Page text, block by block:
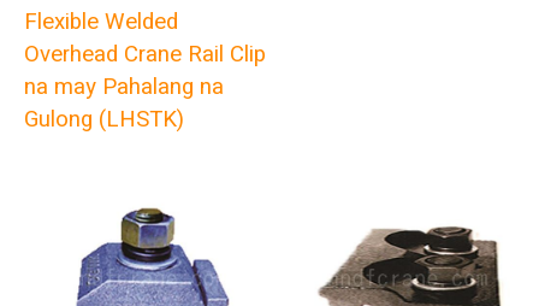
Flexible Welded
Overhead Crane Rail Clip
na may Pahalang na
Gulong (LHSTK)